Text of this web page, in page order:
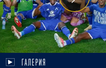
ГАЛЕРИЯ